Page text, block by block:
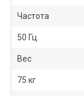
Частота
50 Гц
Вес
75 кг